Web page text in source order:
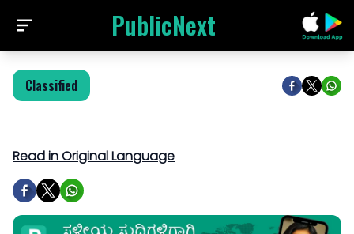
PublicNext
Classified
Read in Original Language